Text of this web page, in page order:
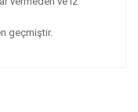
geçmiştir.